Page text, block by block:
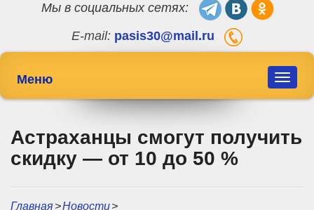
Мы в социальных сетях:
E-mail: pasis30@mail.ru
Toggle
Меню
Астраханцы смогут получить
скидку — от 10 до 50 %
Главная>Новости>